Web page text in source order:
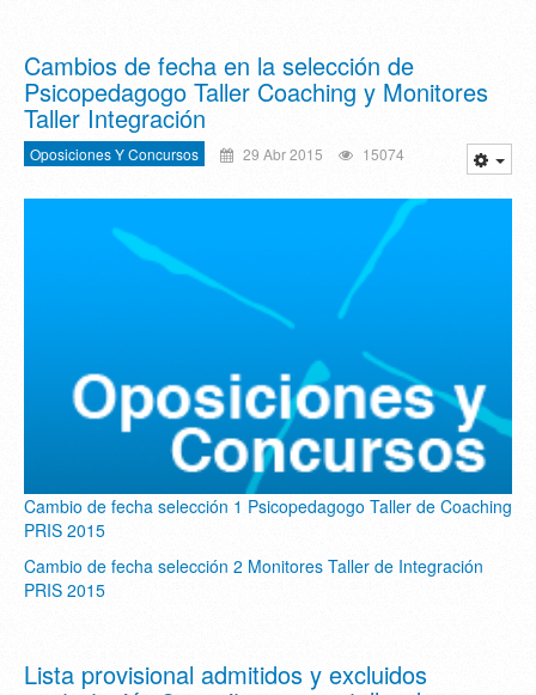
Cambios de fecha en la selección de
Psicopedagogo Taller Coaching y Monitores
Taller Integración
Oposiciones Y Concursos 29 Abr 2015 15074
Cambio de fecha selección 1 Psicopedagogo Taller de Coaching
PRIS 2015
Cambio de fecha selección 2 Monitores Taller de Integración
PRIS 2015
Lista provisional admitidos y excluidos